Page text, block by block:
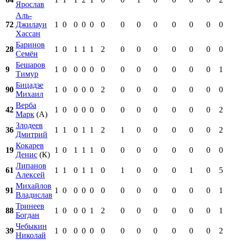
Ярослав
72
Аль-
Джилауи
Хассан
1 0 0 0 0 0 0 0 0 0 0 0 0
28
Баринов
Семён
1 0 1 1 1 2 0 0 0 0 0 0 0
9
Бешаров
Тимур
1 0 0 0 0 0 0 0 0 0 0 0 1
90
Бицадзе
Михаил
1 0 0 0 0 2 0 0 0 0 0 0 0
42
Верба
Марк (А)
1 0 0 0 0 0 0 0 0 0 0 0 2
36
Злодеев
Дмитрий
1 1 0 1 1 2 1 0 0 0 0 0 2
19
Кокарев
Денис (К)
1 0 1 1 1 0 0 0 0 0 0 0 0
61
Липанов
Алексей
1 1 0 1 1 0 1 0 0 0 1 0 5
91
Михайлов
Владислав
1 0 0 0 0 0 0 0 0 0 0 0 1
88
Тринеев
Богдан
1 0 0 0 1 2 0 0 0 0 0 0 1
39
Чебыкин
Николай
1 0 0 0 0 0 0 0 0 0 0 0
2